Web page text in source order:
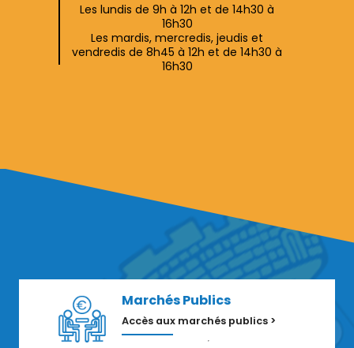
Les lundis de 9h à 12h et de 14h30 à
16h30
Les mardis, mercredis, jeudis et
vendredis de 8h45 à 12h et de 14h30 à
16h30
Marchés Publics
Accès aux marchés publics >